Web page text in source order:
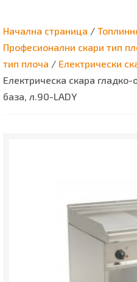
Начална страница /
Професионални скари тип
тип плоча / Електрически
Електрическа скара
база, л.90-LADY